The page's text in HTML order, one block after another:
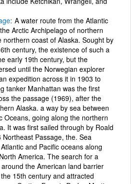
A water route from the Atlantic
Arctic Archipelago of northern
coast of Alaska. Sought by
century, the existence of such a
early 19th century, but the
until the Norwegian explorer
expedition across it in 1903 to
tanker Manhattan was the first
the passage (1969), after the
Alaska. a way by sea between
Oceans, going along the northern
It was first sailed through by Roald
Passage, the. Sea
and Pacific oceans along
America. The search for a
the American land barrier
15th century and attracted